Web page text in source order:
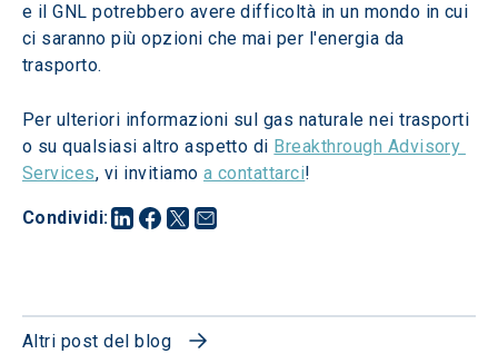
Condividi:
e il GNL potrebbero avere difficoltà in un mondo in cui
ci saranno più opzioni che mai per l'energia da
trasporto.
Per ulteriori informazioni sul gas naturale nei trasporti
o su qualsiasi altro aspetto di Breakthrough Advisory
Services, vi invitiamo a contattarci!
Altri post del blog